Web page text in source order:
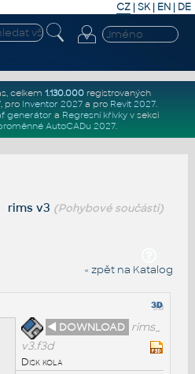
CZ | SK| EN | DE
celkem 1.130.000registrovaných
, pro Inventor 2027a pro Revit 2027.
generátor a Regresní křivkyv sekci
AutoCADu 2027.
rims v3 (Pohybové součásti)
« zpět na Katalog
◄ DOWNLOAD rims_
v3.f3d
Disk kola